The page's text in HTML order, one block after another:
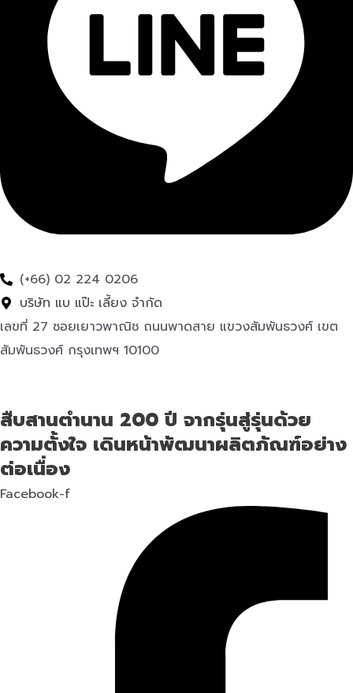
(+66) 02 224 0206
บริษัท แบ แป๊ะ เลี้ยง จำกัด
เลขที่ 27 ซอยเยาวพาณิช ถนนพาดสาย แขวงสัมพันธวงศ์ เขต
สัมพันธวงศ์ กรุงเทพฯ 10100
สืบสานตำนาน 200 ปี จากรุ่นสู่รุ่นด้วย
ความตั้งใจ เดินหน้าพัฒนาผลิตภัณฑ์อย่าง
ต่อเนื่อง
Facebook-f